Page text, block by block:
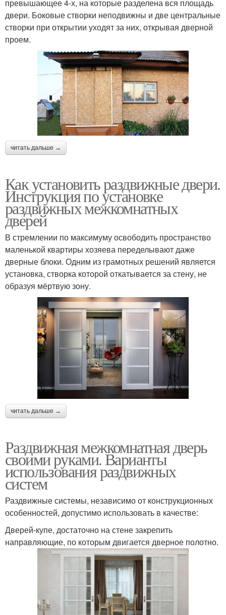
превышающее 4-х, на которые разделена вся площадь
двери. Боковые створки неподвижны и две центральные
створки при открытии уходят за них, открывая дверной
проем.
читать дальше →
Как установить раздвижные двери.
Инструкция по установке
раздвижных межкомнатных
дверей
В стремлении по максимуму освободить пространство
маленькой квартиры хозяева переделывают даже
дверные блоки. Одним из грамотных решений является
установка, створка которой откатывается за стену, не
образуя мёртвую зону.
читать дальше →
Раздвижная межкомнатная дверь
своими руками. Варианты
использования раздвижных
систем
Раздвижные системы, независимо от конструкционных
особенностей, допустимо использовать в качестве:
Дверей-купе, достаточно на стене закрепить
направляющие, по которым двигается дверное полотно.